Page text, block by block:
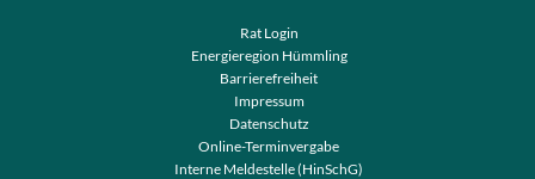
Rat Login
Energieregion Hümmling
Barrierefreiheit
Impressum
Datenschutz
Online-Terminvergabe
Interne Meldestelle (HinSchG)